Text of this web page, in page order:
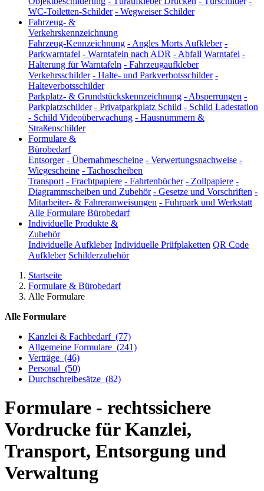
WC-Toiletten-Schilder - Wegweiser Schilder
Fahrzeug- &
Verkehrskennzeichnung
Fahrzeug-Kennzeichnung - Angles Morts Aufkleber -
Parkwarntafel - Warntafeln nach ADR - Abfall Warntafel -
Halterung für Warntafeln - Fahrzeugaufkleber
Verkehrsschilder - Halte- und Parkverbotsschilder -
Halteverbotsschilder
Parkplatz- & Grundstückskennzeichnung - Absperrungen -
Parkplatzschilder - Privatparkplatz Schild - Schild Ladestation
- Schild Videoüberwachung - Hausnummern &
Straßenschilder
Formulare &
Bürobedarf
Entsorger - Übernahmescheine - Verwertungsnachweise -
Wiegescheine - Tachoscheiben
Transport - Frachtpapiere - Fahrtenbücher - Zollpapiere -
Diagrammscheiben und Zubehör - Gesetze und Vorschriften -
Mitarbeiter- & Fahreranweisungen - Fuhrpark und Werkstatt
Alle Formulare Bürobedarf
Individuelle Produkte &
Zubehör
Individuelle Aufkleber Individuelle Prüfplaketten QR Code
Aufkleber Schilderzubehör
Startseite
Formulare & Bürobedarf
Alle Formulare
Alle Formulare
Kanzlei & Fachbedarf (77)
Allgemeine Formulare (241)
Verträge (46)
Personal (50)
Durchschreibesätze (82)
Formulare - rechtssichere
Vordrucke für Kanzlei,
Transport, Entsorgung und
Verwaltung